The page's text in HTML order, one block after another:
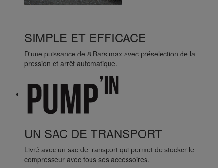
SIMPLE ET EFFICACE
D'une puissance de 8 Bars max avec préselection de la
pression et arrêt automatique.
UN SAC DE TRANSPORT
Livré avec un sac de transport qui permet de stocker le
compresseur avec tous ses accessoires.